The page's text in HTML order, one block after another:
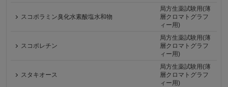
スコポラミン臭化水素酸塩水和物
局方生薬試験用(薄
層クロマトグラフ
ィー用)
スコポレチン
局方生薬試験用(薄
層クロマトグラフ
ィー用)
スタキオース
局方生薬試験用(薄
層クロマトグラフ
ィー用)